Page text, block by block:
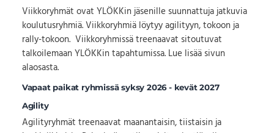
Viikkoryhmät ovat YLÖKKin jäsenille suunnattuja jatkuvia
koulutusryhmiä. Viikkoryhmiä löytyy agilityyn, tokoon ja
rally-tokoon. Viikkoryhmissä treenaavat sitoutuvat
talkoilemaan YLÖKKin tapahtumissa. Lue lisää sivun
alaosasta.
Vapaat paikat ryhmissä syksy 2026 - kevät 2027
Agility
Agilityryhmät treenaavat maanantaisin, tiistaisin ja